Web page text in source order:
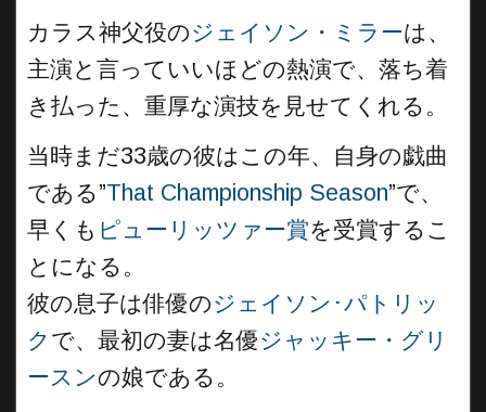
カラス神父役のジェイソン・ミラーは、
主演と言っていいほどの熱演で、落ち着
き払った、重厚な演技を見せてくれる。
当時まだ33歳の彼はこの年、自身の戯曲
である”That Championship Season”で、
早くも ピューリッツァー賞を受賞するこ
とになる。
彼の息子は俳優のジェイソン･パトリッ
ク で、最初の妻は名優ジャッキー・グリ
ースンの娘である。